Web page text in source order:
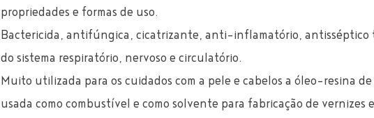
propriedades e formas de uso.
Bactericida, antifúngica, cicatrizante, anti-inflamatório, antisséptico
do sistema respiratório, nervoso e circulatório.
Muito utilizada para os cuidados com a pele e cabelos a óleo-resina
usada como combustível e como solvente para fabricação de vernizes